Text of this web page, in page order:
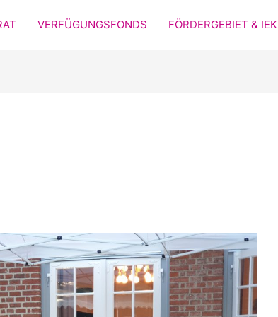
VERFÜGUNGSFONDS FÖRDERGEBIET & IEK